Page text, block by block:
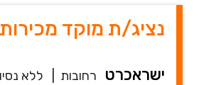
נציג/ת מוקד
ישראכרט רחובות ללא